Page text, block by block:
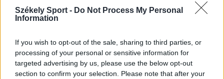
Székely Sport - Do Not Process My Personal
Information
If you wish to opt-out of the sale, sharing to third parties, or
processing of your personal or sensitive information for
targeted advertising by us, please use the below opt-out
section to confirm your selection. Please note that after your
MÉG TÖBB FRISS HÍR